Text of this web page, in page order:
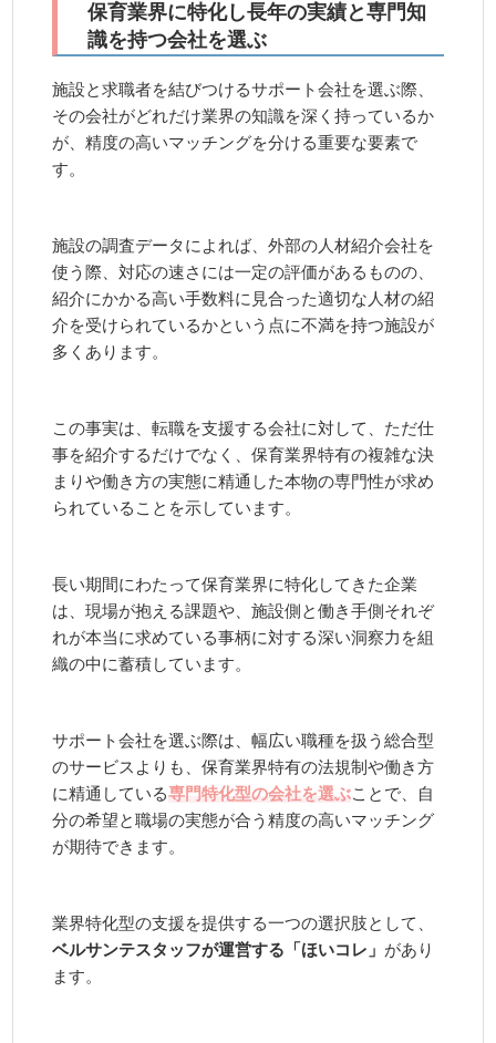
保育業界に特化し長年の実績と専門知
識を持つ会社を選ぶ
施設と求職者を結びつけるサポート会社を選ぶ際、
その会社がどれだけ業界の知識を深く持っているか
が、精度の高いマッチングを分ける重要な要素で
す。
施設の調査データによれば、外部の人材紹介会社を
使う際、対応の速さには一定の評価があるものの、
紹介にかかる高い手数料に見合った適切な人材の紹
介を受けられているかという点に不満を持つ施設が
多くあります。
この事実は、転職を支援する会社に対して、ただ仕
事を紹介するだけでなく、保育業界特有の複雑な決
まりや働き方の実態に精通した本物の専門性が求め
られていることを示しています。
長い期間にわたって保育業界に特化してきた企業
は、現場が抱える課題や、施設側と働き手側それぞ
れが本当に求めている事柄に対する深い洞察力を組
織の中に蓄積しています。
サポート会社を選ぶ際は、幅広い職種を扱う総合型
のサービスよりも、保育業界特有の法規制や働き方
に精通している専門特化型の会社を選ぶことで、自
分の希望と職場の実態が合う精度の高いマッチング
が期待できます。
業界特化型の支援を提供する一つの選択肢として、
ベルサンテスタッフが運営する「ほいコレ」 があり
ます。